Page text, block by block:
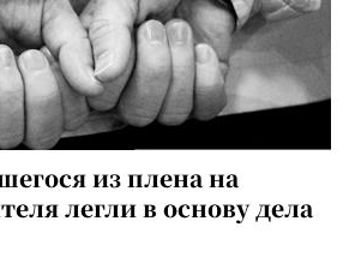
из плена на
легли в основу дела